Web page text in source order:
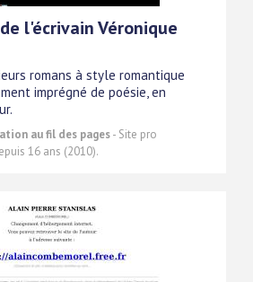
l'écrivain Véronique
romans à style romantique
imprégné de poésie, en
au fil des pages- Site pro
16 ans (2010).